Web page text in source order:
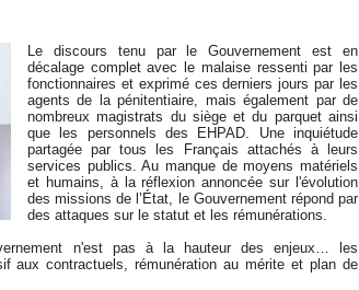
Le discours tenu par le Gouvernement est en
décalage complet avec le malaise ressenti par les
fonctionnaires et exprimé ces derniers jours par les
agents de la pénitentiaire, mais également par de
nombreux magistrats du siège et du parquet ainsi
que les personnels des EHPAD. Une inquiétude
partagée par tous les Français attachés à leurs
services publics. Au manque de moyens matériels
et humains, à la réflexion annoncée sur l'évolution
des missions de l’État, le Gouvernement répond par
des attaques sur le statut et les rémunérations.
n'est pas à la hauteur des enjeux… les
aux contractuels, rémunération au mérite et plan de